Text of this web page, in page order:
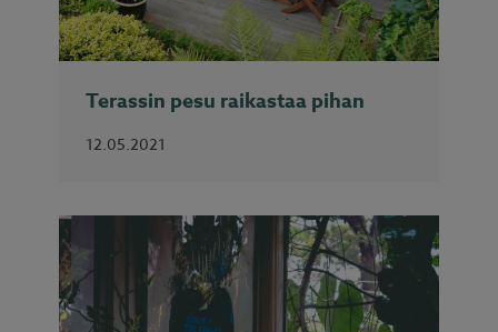
Terassin pesu raikastaa pihan
12.05.2021